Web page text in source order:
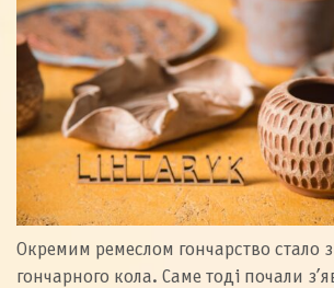
Окремим ремеслом гончарство стало
гончарного кола. Саме тоді почали